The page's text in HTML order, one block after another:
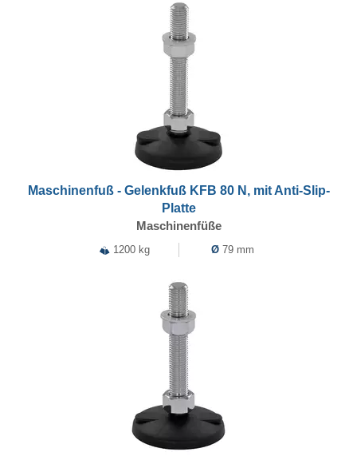
Maschinenfuß - Gelenkfuß KFB 80 N, mit Anti-Slip-
Platte
Maschinenfüße
1200 kg Ø 79 mm